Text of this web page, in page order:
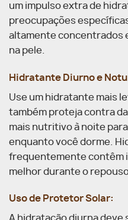
um impulso extra de
preocupações
altamente concentrados
na pele.
Hidratante Diurno e
Use um hidratante mais
também proteja contra
mais nutritivo à noite
enquanto você dorme.
frequentemente contêm
melhor durante o
Uso de Protetor Solar: